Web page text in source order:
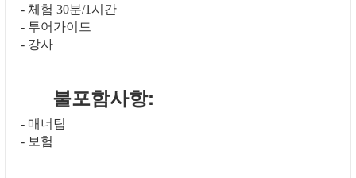
- 체험 30분/1시간
- 투어가이드
- 강사
불포함사항:
- 매너팁
- 보험